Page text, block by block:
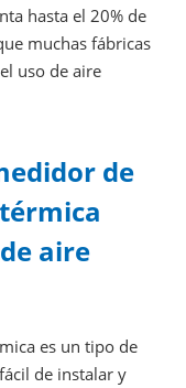
hasta el 20% de
muchas fábricas
uso de aire
de
aire
es un tipo de
de instalar y